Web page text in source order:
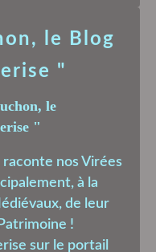
le Blog
"
raconte nos Virées
à la
de leur
!
sur le portail